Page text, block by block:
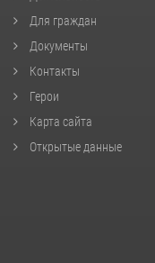
Для граждан
Документы
Контакты
Герои
Карта сайта
Открытые данные